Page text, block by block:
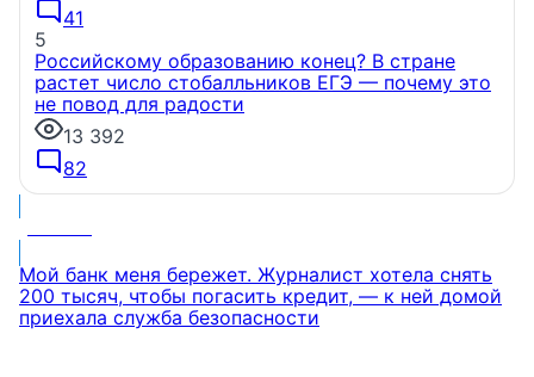
41
5
Российскому образованию конец? В стране
растет число стобалльников ЕГЭ — почему это
не повод для радости
13 392
82
Мой банк меня бережет. Журналист хотела снять
200 тысяч, чтобы погасить кредит, — к ней домой
приехала служба безопасности